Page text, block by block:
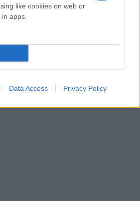
like cookies on web or
apps.
Data Access Privacy Policy